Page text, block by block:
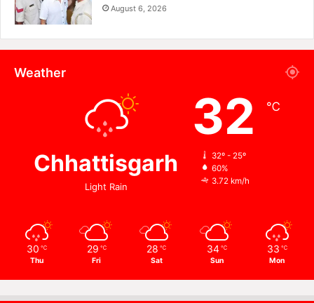
August 6, 2026
Weather
Chhattisgarh
Light Rain
32 ℃
32º - 25º
60%
3.72 km/h
30 ℃
Thu
29 ℃
Fri
28 ℃
Sat
34 ℃
Sun
33 ℃
Mon